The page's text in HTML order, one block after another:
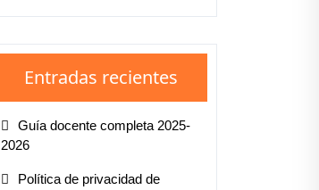
Entradas recientes
Guía docente completa 2025-
2026
Política de privacidad de